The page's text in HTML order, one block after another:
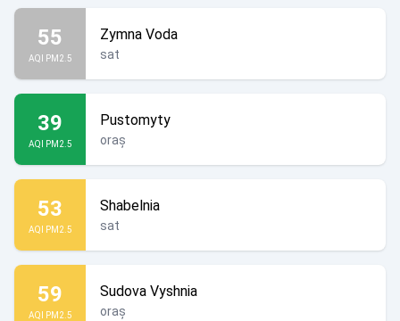
55
AQI PM2.5
Zymna Voda
sat
39
AQI PM2.5
Pustomyty
oraș
53
AQI PM2.5
Shabelnia
sat
59
AQI PM2.5
Sudova Vyshnia
oraș